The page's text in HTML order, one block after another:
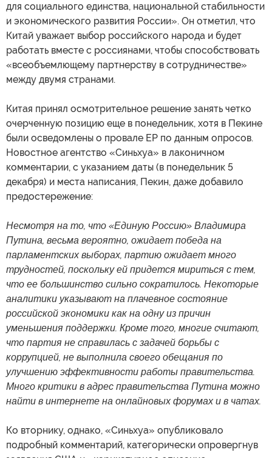
для социального единства, национальной стабильности
и экономического развития России». Он отметил, что
Китай уважает выбор российского народа и будет
работать вместе с россиянами, чтобы способствовать
«всеобъемлющему партнерству в сотрудничестве»
между двумя странами.
Китая принял осмотрительное решение занять четко
очерченную позицию еще в понедельник, хотя в Пекине
были осведомлены о провале ЕР по данным опросов.
Новостное агентство «Синьхуа» в лаконичном
комментарии, с указанием даты (в понедельник 5
декабря) и места написания, Пекин, даже добавило
предостережение:
Несмотря на то, что «Единую Россию» Владимира
Путина, весьма вероятно, ожидает победа на
парламентских выборах, партию ожидает много
трудностей, поскольку ей придется мириться с тем,
что ее большинство сильно сократилось. Некоторые
аналитики указывают на плачевное состояние
российской экономики как на одну из причин
уменьшения поддержки. Кроме того, многие считают,
что партия не справилась с задачей борьбы с
коррупцией, не выполнила своего обещания по
улучшению эффективности работы правительства.
Много критики в адрес правительства Путина можно
найти в интернете на онлайновых форумах и в чатах.
Ко вторнику, однако, «Синьхуа» опубликовало
подробный комментарий, категорически опровергнув